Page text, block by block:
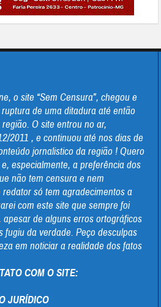
o site “Sem Censura”, chegou e
de uma ditadura até então
O site entrou no ar,
2011 , e continuou até nos dias de
jornalistico da região ! Quero
especialmente, a preferência dos
não tem censura e nem
só tem agradecimentos a
com este site que sempre foi
de alguns erros ortográficos
fugiu da verdade. Peço desculpas
em noticiar a realidade dos fatos
COM O SITE:
JURÍDICO